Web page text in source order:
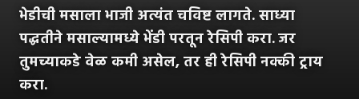
भेडीची मसाला भाजी अत्यंत चविष्ट लागते. साध्या
पद्धतीने मसाल्यामध्ये भेंडी परतून रेसिपी करा.जर
तुमच्याकडे वेळ कमी असेल, तर ही रेसिपी नक्की ट्राय
करा.